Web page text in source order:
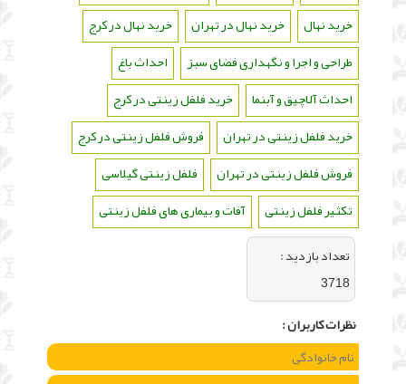
خرید نهال
خرید نهال در تهران خرید نهال در کرج
طراحی و اجرا و نگهداری فضای سبز
احداث باغ
احداث آلاچیق و آبنما
خرید فلفل زینتی در کرج
خرید فلفل زینتی در تهران
فروش فلفل زینتی در کرج
فروش فلفل زینتی در تهران
فلفل زینتی گیلاسی
تکثیر فلفل زینتی
آفات و بیماری های فلفل زینتی
تعداد بازديد :
3718
نظرات كاربران :